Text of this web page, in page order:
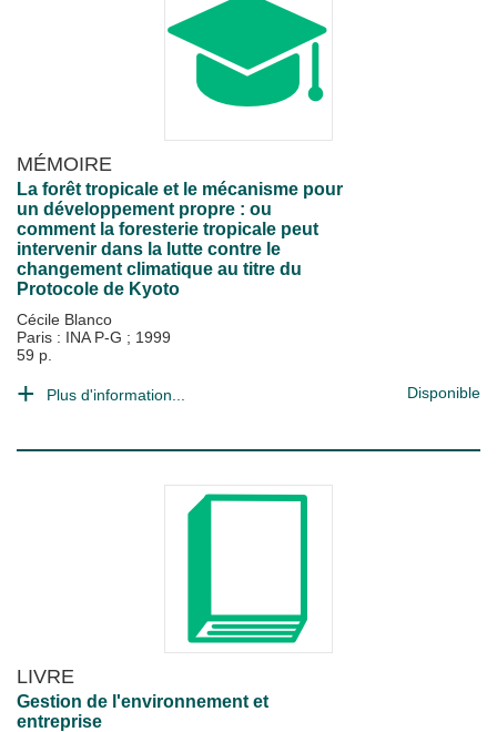
MÉMOIRE
La forêt tropicale et le mécanisme pour
un développement propre : ou
comment la foresterie tropicale peut
intervenir dans la lutte contre le
changement climatique au titre du
Protocole de Kyoto
Cécile Blanco
Paris : INA P-G ; 1999
59 p.
Plus d'information... Disponible
LIVRE
Gestion de l'environnement et
entreprise